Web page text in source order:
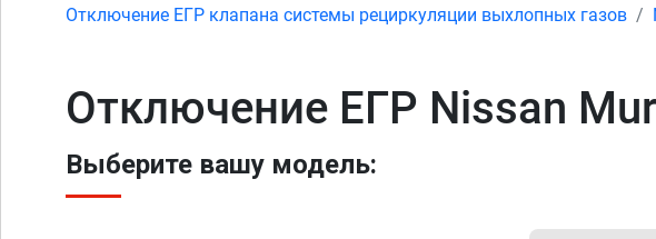
Отключение ЕГР клапана системы рециркуляции выхлопных газов
Отключение ЕГР Nissan
Выберите вашу модель: